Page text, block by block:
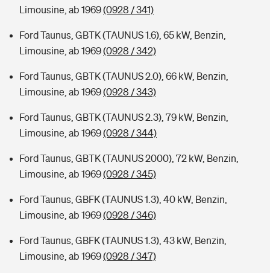
Kinderunfall-Check: Mehr Sicherheit für deine Kids
Sie haben Fragen?
Limousine, ab 1969(0928 / 341)
Ford Taunus, GBTK (TAUNUS 1.6), 65 kW, Benzin,
Limousine, ab 1969(0928 / 342)
Ford Taunus, GBTK (TAUNUS 2.0), 66 kW, Benzin,
Limousine, ab 1969(0928 / 343)
Ford Taunus, GBTK (TAUNUS 2.3), 79 kW, Benzin,
Limousine, ab 1969(0928 / 344)
Ford Taunus, GBTK (TAUNUS 2000), 72 kW, Benzin,
Limousine, ab 1969(0928 / 345)
Ford Taunus, GBFK (TAUNUS 1.3), 40 kW, Benzin,
Limousine, ab 1969(0928 / 346)
Ford Taunus, GBFK (TAUNUS 1.3), 43 kW, Benzin,
Limousine, ab 1969(0928 / 347)